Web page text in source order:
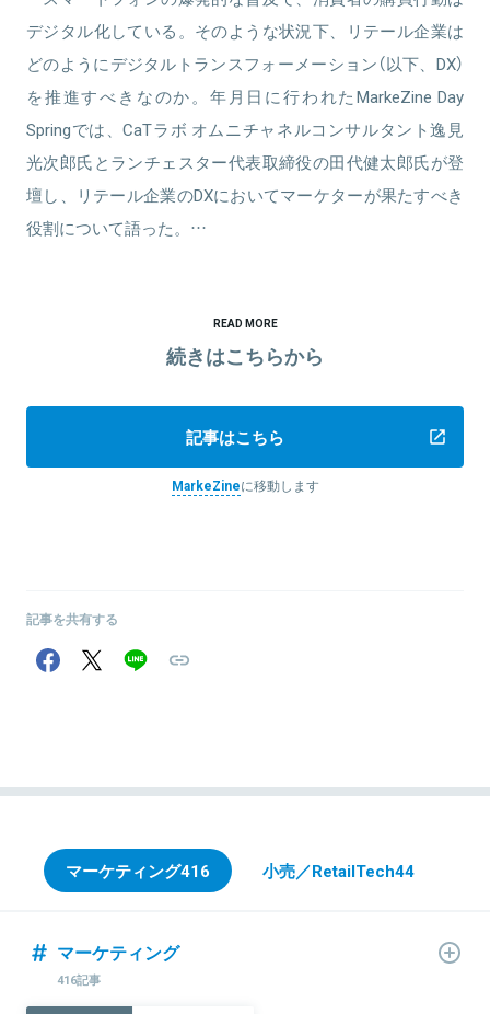
デジタル化している。そのような状況下、リテール企業は
どのようにデジタルトランスフォーメーション（以下、DX）
を推進すべきなのか。年月日に行われたMarkeZine Day
Springでは、CaTラボ オムニチャネルコンサルタント逸見
光次郎氏とランチェスター代表取締役の田代健太郎氏が登
壇し、リテール企業のDXにおいてマーケターが果たすべき
役割について語った。…
READ MORE
続きはこちらから
記事はこちら
MarkeZineに移動します
記事を共有する
マーケティング416 小売／RetailTech44
マーケティング
416記事